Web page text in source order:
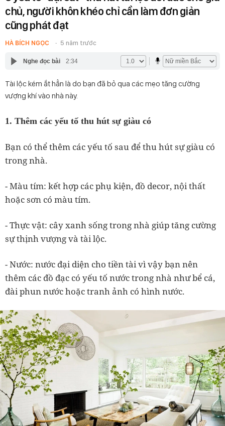
chủ, người khôn khéo chỉ cần làm đơn giản
cũng phát đạt
HÀ BÍCH NGỌC 5 năm trước
Nghe đọc bài 2:34
Tài lộc kém ắt hẳn là do bạn đã bỏ qua các mẹo tăng cường
vượng khí vào nhà này.
1. Thêm các yếu tố thu hút sự giàu có
Bạn có thể thêm các yếu tố sau để thu hút sự giàu có
trong nhà.
- Màu tím: kết hợp các phụ kiện, đồ decor, nội thất
hoặc sơn có màu tím.
- Thực vật: cây xanh sống trong nhà giúp tăng cường
sự thịnh vượng và tài lộc.
- Nước: nước đại diện cho tiền tài vì vậy bạn nên
thêm các đồ đạc có yếu tố nước trong nhà như bể cá,
đài phun nước hoặc tranh ảnh có hình nước.